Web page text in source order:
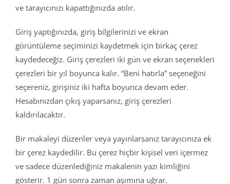
ve tarayıcınızı kapattığınızda atılır.
Giriş yaptığınızda, giriş bilgilerinizi ve ekran
görüntüleme seçiminizi kaydetmek için birkaç çerez
kaydedeceğiz. Giriş çerezleri iki gün ve ekran seçenekleri
çerezleri bir yıl boyunca kalır. “Beni hatırla” seçeneğini
seçereniz, girişiniz iki hafta boyunca devam eder.
Hesabınızdan çıkış yaparsanız, giriş çerezleri
kaldırılacaktır.
Bir makaleyi düzenler veya yayınlarsanız tarayıcınıza ek
bir çerez kaydedilir. Bu çerez hiçbir kişisel veri içermez
ve sadece düzenlediğiniz makalenin yazı kimliğini
gösterir. 1 gün sonra zaman aşımına uğrar.